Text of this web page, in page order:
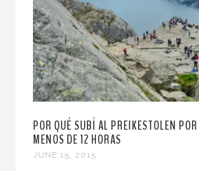
POR QUÉ SUBÍ AL PREIKESTOLEN
MENOS DE 12 HORAS
JUNE 15, 2015